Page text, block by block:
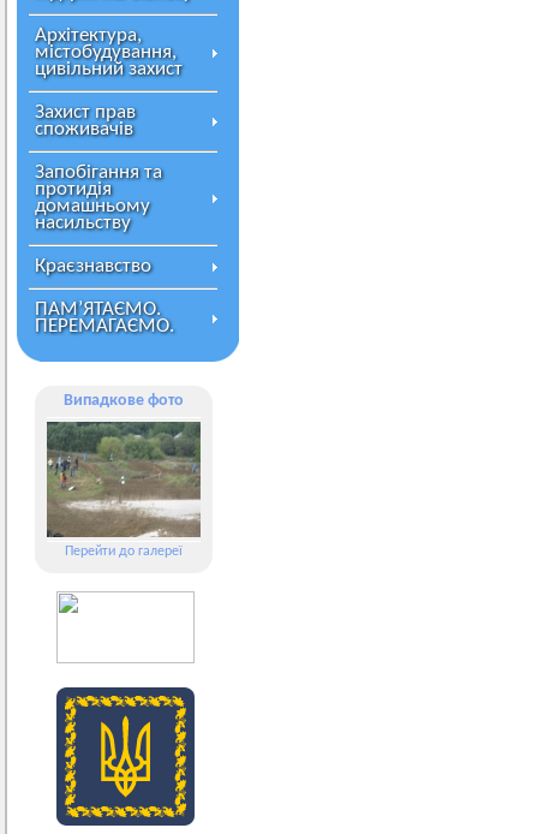
Архітектура,
містобудування,
цивільний захист
Захист прав
споживачів
Запобігання та
протидія
домашньому
насильству
Краєзнавство
ПАМ’ЯТАЄМО.
ПЕРЕМАГАЄМО.
Випадкове фото
Перейти до галереї